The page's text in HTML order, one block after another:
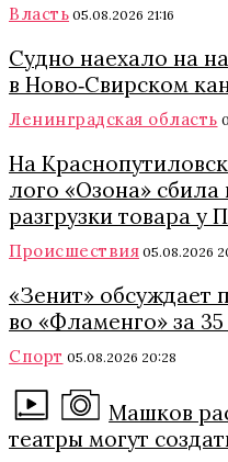
Власть 05.08.2026 21:16
Судно наехало на
в Ново‑Свирском
Ленинградская область
На
лого «Озона»
разгрузки товара у
Происшествия 05.08.2026
«Зенит» обсуждает
во «Фламенго» за
Спорт 05.08.2026 20:28
Машков
театры могут